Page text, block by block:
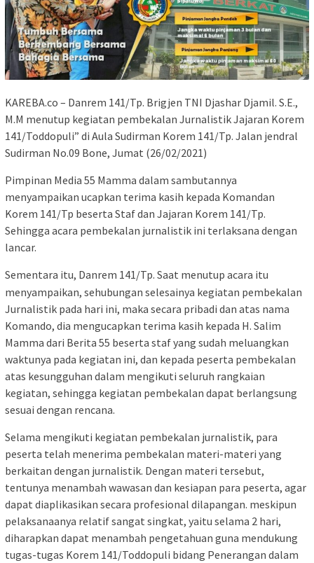
KAREBA.co – Danrem 141/Tp. Brigjen TNI Djashar Djamil. S.E.,
M.M menutup kegiatan pembekalan Jurnalistik Jajaran Korem
141/Toddopuli” di Aula Sudirman Korem 141/Tp. Jalan jendral
Sudirman No.09 Bone, Jumat (26/02/2021)
Pimpinan Media 55 Mamma dalam sambutannya
menyampaikan ucapkan terima kasih kepada Komandan
Korem 141/Tp beserta Staf dan Jajaran Korem 141/Tp.
Sehingga acara pembekalan jurnalistik ini terlaksana dengan
lancar.
Sementara itu, Danrem 141/Tp. Saat menutup acara itu
menyampaikan, sehubungan selesainya kegiatan pembekalan
Jurnalistik pada hari ini, maka secara pribadi dan atas nama
Komando, dia mengucapkan terima kasih kepada H. Salim
Mamma dari Berita 55 beserta staf yang sudah meluangkan
waktunya pada kegiatan ini, dan kepada peserta pembekalan
atas kesungguhan dalam mengikuti seluruh rangkaian
kegiatan, sehingga kegiatan pembekalan dapat berlangsung
sesuai dengan rencana.
Selama mengikuti kegiatan pembekalan jurnalistik, para
peserta telah menerima pembekalan materi-materi yang
berkaitan dengan jurnalistik. Dengan materi tersebut,
tentunya menambah wawasan dan kesiapan para peserta, agar
dapat diaplikasikan secara profesional dilapangan. meskipun
pelaksanaanya relatif sangat singkat, yaitu selama 2 hari,
diharapkan dapat menambah pengetahuan guna mendukung
tugas-tugas Korem 141/Toddopuli bidang Penerangan dalam